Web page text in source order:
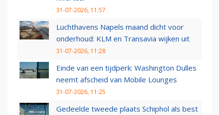
31-07-2026, 11:57
Luchthavens Napels maand dicht voor
onderhoud: KLM en Transavia wijken uit
31-07-2026, 11:28
Einde van een tijdperk: Washington Dulles
neemt afscheid van Mobile Lounges
31-07-2026, 11:25
Gedeelde tweede plaats Schiphol als best